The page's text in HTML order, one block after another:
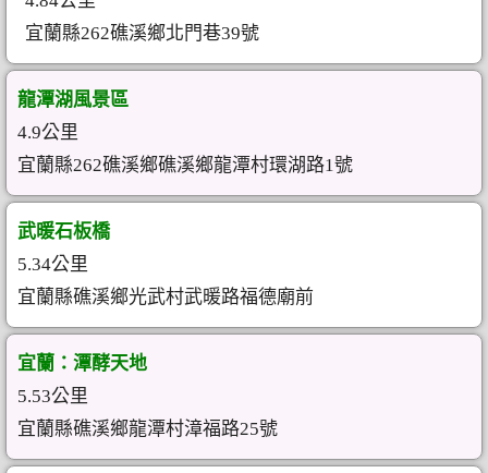
宜蘭縣262礁溪鄉北門巷39號
龍潭湖風景區
4.9公里
宜蘭縣262礁溪鄉礁溪鄉龍潭村環湖路1號
武暖石板橋
5.34公里
宜蘭縣礁溪鄉光武村武暖路福德廟前
宜蘭：潭酵天地
5.53公里
宜蘭縣礁溪鄉龍潭村漳福路25號